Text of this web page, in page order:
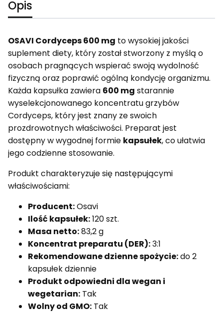
Opis
OSAVI Cordyceps 600 mg to wysokiej jakości
suplement diety, który został stworzony z myślą o
osobach pragnących wspierać swoją wydolność
fizyczną oraz poprawić ogólną kondycję organizmu.
Każda kapsułka zawiera 600 mg starannie
wyselekcjonowanego koncentratu grzybów
Cordyceps, który jest znany ze swoich
prozdrowotnych właściwości. Preparat jest
dostępny w wygodnej formie kapsułek, co ułatwia
jego codzienne stosowanie.
Produkt charakteryzuje się następującymi
właściwościami:
Producent:Osavi
Ilość kapsułek:120 szt.
Masa netto:83,2 g
Koncentrat preparatu (DER):3:1
Rekomendowane dzienne spożycie:do 2
kapsułek dziennie
Produkt odpowiedni dla wegan i
wegetarian: Tak
Wolny od GMO: Tak